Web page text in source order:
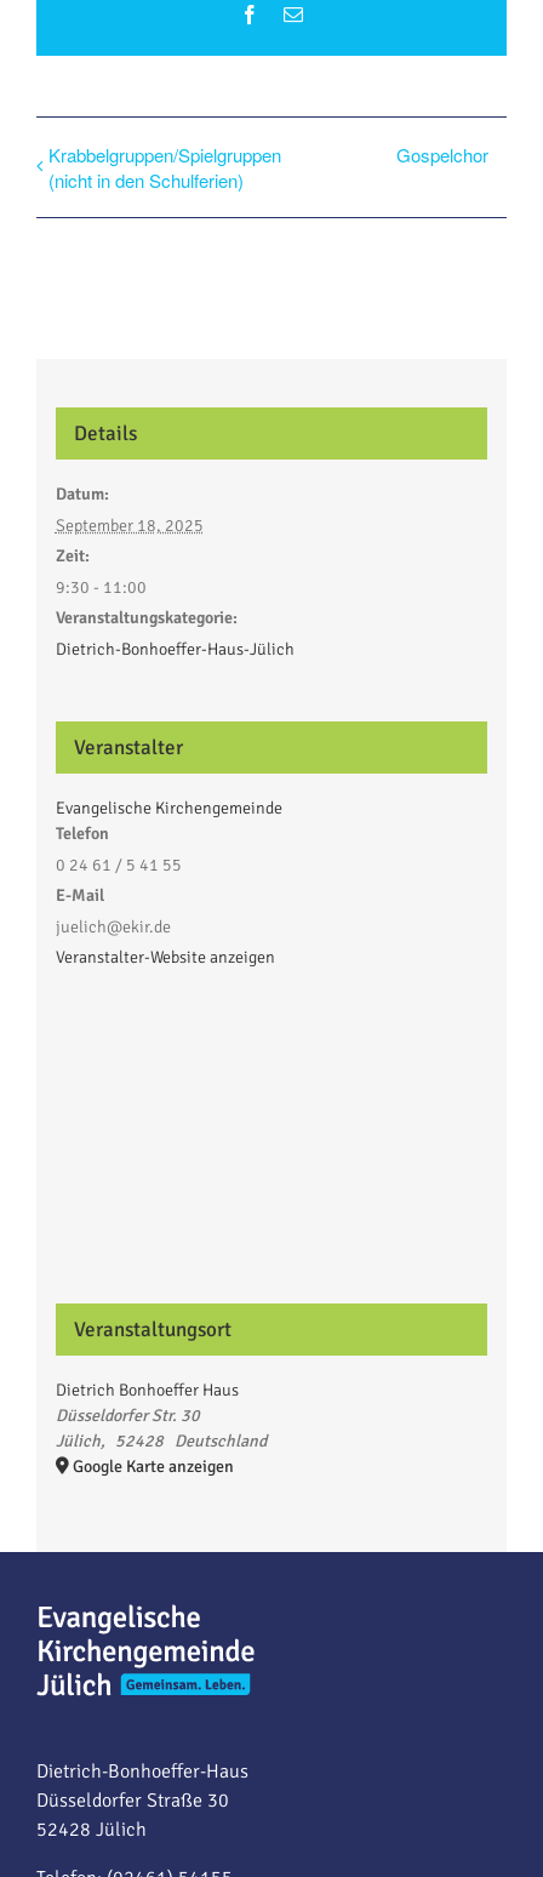
Facebook
E-
Krabbelgruppen/Spielgruppen
(nicht in den Schulferien)
Gospelchor
Details
Datum:
September 18, 2025
Zeit:
9:30 - 11:00
Veranstaltungskategorie:
Dietrich-Bonhoeffer-Haus-Jülich
Veranstalter
Evangelische Kirchengemeinde
Telefon
0 24 61 / 5 41 55
E-Mail
juelich@ekir.de
Veranstalter-Website anzeigen
Veranstaltungsort
Dietrich Bonhoeffer Haus
Düsseldorfer Str. 30
Jülich, 52428 Deutschland
Google Karte anzeigen
Dietrich-Bonhoeffer-Haus
Düsseldorfer Straße 30
52428 Jülich